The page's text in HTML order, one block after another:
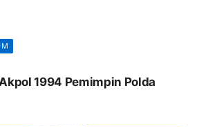
1994 Pemimpin Polda